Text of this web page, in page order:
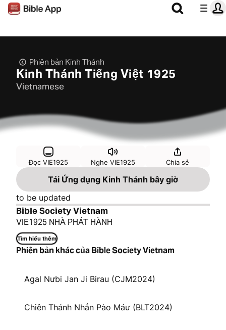
Phiên bản Kinh Thánh
Kinh Thánh Tiếng Việt 1925
Vietnamese
Đọc VIE1925 Nghe VIE1925 Chia sẻ
Tải Ứng dụng Kinh Thánh bây giờ
to be updated
Bible Society Vietnam
VIE1925 NHÀ PHÁT HÀNH
Tìm hiểu thêm
Phiên bản khác của Bible Society Vietnam
Agal Nưbi Jan Ji Birau (CJM2024)
Chiên Thánh Nhẳn Pào Máư (BLT2024)